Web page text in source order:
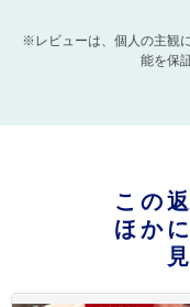
※レビューは、個人の主観
能を保
この
ほか